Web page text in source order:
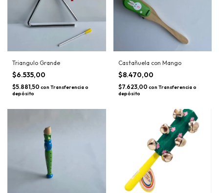
Triangulo Grande
$6.535,00
$5.881,50 con Transferencia o
depósito
Castañuela con Mango
$8.470,00
$7.623,00 con Transferencia o
depósito